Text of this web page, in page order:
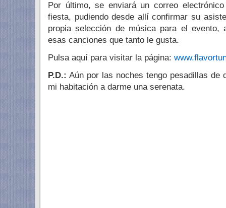
Por último, se enviará un correo
fiesta, pudiendo desde allí confirmar su
propia selección de música para el
esas canciones que tanto le gusta.
Pulsa aquí para visitar la página:
P.D.: Aún por las noches tengo pesadillas de
mi habitación a darme una serenata.